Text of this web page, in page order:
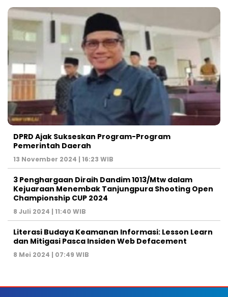
DPRD Ajak Sukseskan Program-Program
Pemerintah Daerah
13 November 2024 | 16:23 WIB
3 Penghargaan Diraih Dandim 1013/Mtw dalam
Kejuaraan Menembak Tanjungpura Shooting Open
Championship CUP 2024
8 Juli 2024 | 11:40 WIB
Literasi Budaya Keamanan Informasi: Lesson Learn
dan Mitigasi Pasca Insiden Web Defacement
8 Mei 2024 | 07:49 WIB